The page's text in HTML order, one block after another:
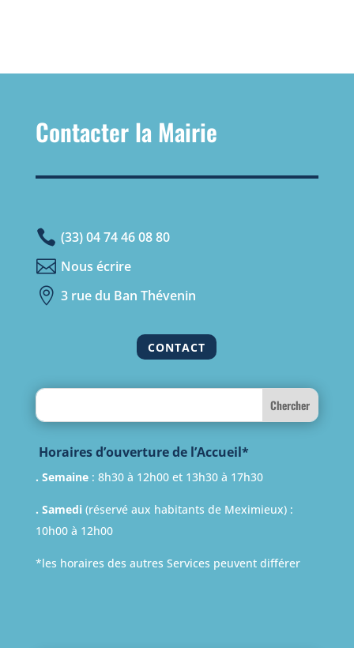
Contacter la Mairie
 (33) 04 74 46 08 80
 Nous écrire
 3 rue du Ban Thévenin
CONTACT
Search
Horaires d’ouverture de l’Accueil*
. Semaine: 8h30 à 12h00 et 13h30 à 17h30
. Samedi(réservé aux habitants de Meximieux) :
10h00 à 12h00
*les horaires des autres Services peuvent différer